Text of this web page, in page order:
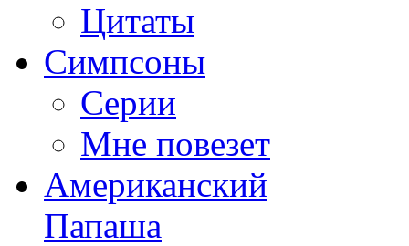
Цитаты
Симпсоны
Серии
Мне повезет
Американский
Папаша